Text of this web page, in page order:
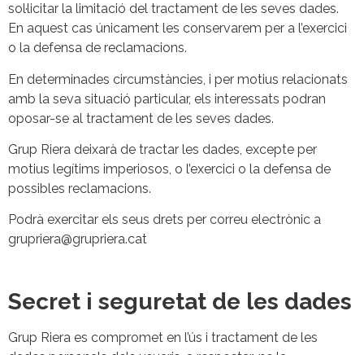
sol·licitar la limitació del tractament de les seves dades.
En aquest cas únicament les conservarem per a l’exercici
o la defensa de reclamacions.
En determinades circumstàncies, i per motius relacionats
amb la seva situació particular, els interessats podran
oposar-se al tractament de les seves dades.
Grup Riera deixarà de tractar les dades, excepte per
motius legítims imperiosos, o l’exercici o la defensa de
possibles reclamacions.
Podrà exercitar els seus drets per correu electrònic a
grupriera@grupriera.cat
Secret i seguretat de les dades
Grup Riera es compromet en l’ús i tractament de les